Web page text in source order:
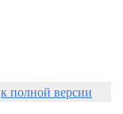
к полной версии